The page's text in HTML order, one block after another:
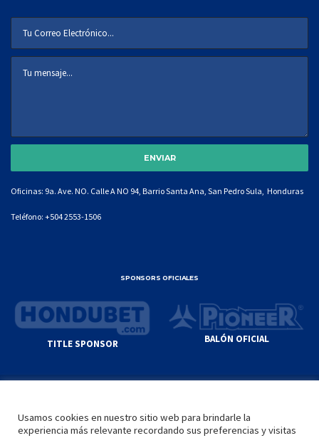
Oficinas: 9a. Ave. NO. Calle A NO 94, Barrio Santa Ana, San Pedro Sula, Honduras
Teléfono: +504 2553-1506
SPONSORS OFICIALES
TITLE SPONSOR BALÓN OFICIAL
YOUTUBE TERMS OF SERVICE
Usamos cookies en nuestro sitio web para brindarle la
experiencia más relevante recordando sus preferencias y visitas